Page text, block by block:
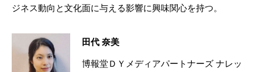
ジネス動向と文化面に与える影響に興味関心を持つ。
田代 奈美
博報堂ＤＹメディアパートナーズ ナレッ